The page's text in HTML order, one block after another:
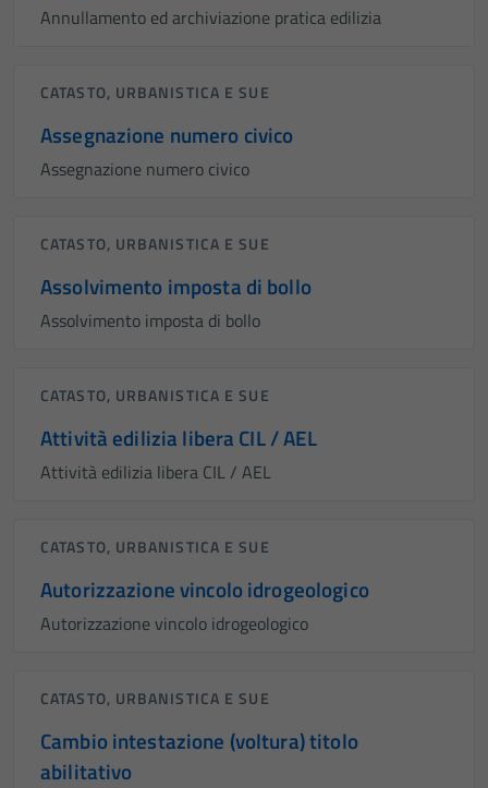
Annullamento ed archiviazione pratica edilizia
CATASTO, URBANISTICA E SUE
Assegnazione numero civico
Assegnazione numero civico
CATASTO, URBANISTICA E SUE
Assolvimento imposta di bollo
Assolvimento imposta di bollo
CATASTO, URBANISTICA E SUE
Attività edilizia libera CIL / AEL
Attività edilizia libera CIL / AEL
CATASTO, URBANISTICA E SUE
Autorizzazione vincolo idrogeologico
Autorizzazione vincolo idrogeologico
CATASTO, URBANISTICA E SUE
Cambio intestazione (voltura) titolo
abilitativo